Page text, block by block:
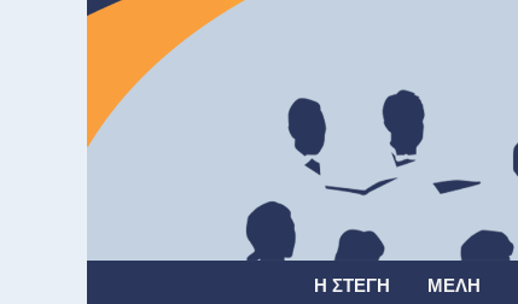
Η ΣΤΈΓΗ ΜΈΛΗ